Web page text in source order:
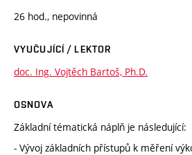
26 hod., nepovinná
VYUČUJÍCÍ / LEKTOR
doc. Ing. Vojtěch Bartoš, Ph.D.
OSNOVA
Základní tématická náplň je následující:
- Vývoj základních přístupů k měření